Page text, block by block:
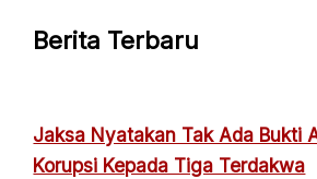
Berita Terbaru
Jaksa Nyatakan Tak Ada Bukti
Korupsi Kepada Tiga Terdakwa